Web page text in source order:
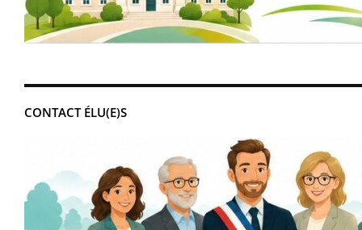
CONTACT ÉLU(E)S